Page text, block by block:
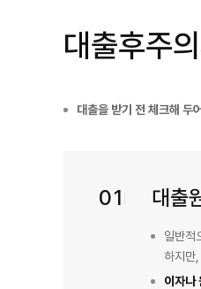
대출후주
대출을 받기 전 체크해 두
01 대출
일반적
하지만
이자나